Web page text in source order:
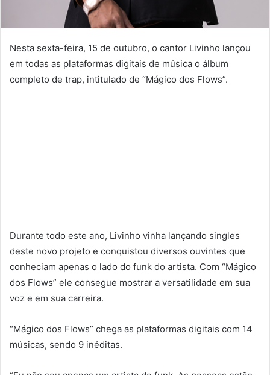
Nesta sexta-feira, 15 de outubro, o cantor Livinho lançou
em todas as plataformas digitais de música o álbum
completo de trap, intitulado de “Mágico dos Flows”.
Durante todo este ano, Livinho vinha lançando singles
deste novo projeto e conquistou diversos ouvintes que
conheciam apenas o lado do funk do artista. Com “Mágico
dos Flows” ele consegue mostrar a versatilidade em sua
voz e em sua carreira.
“Mágico dos Flows” chega as plataformas digitais com 14
músicas, sendo 9 inéditas.